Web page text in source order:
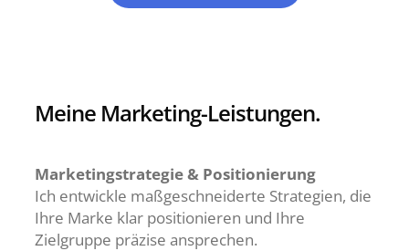
Meine Marketing-Leistungen.
Marketingstrategie & Positionierung
Ich entwickle maßgeschneiderte Strategien, die
Ihre Marke klar positionieren und Ihre
Zielgruppe präzise ansprechen.